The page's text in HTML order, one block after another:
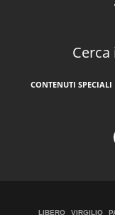
CONTENUTI SPECIALI
LIBERO VIRGILIO